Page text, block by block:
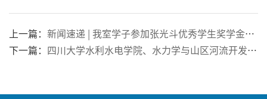
上一篇： 新闻速递 | 我室学子参加张光斗优秀学生奖学金颁奖典礼
下一篇：
四川大学水利水电学院、水力学与山区河流开发保护国家重点实验室 2018年“申请考核制”博士研究生复试成绩和拟录取公示